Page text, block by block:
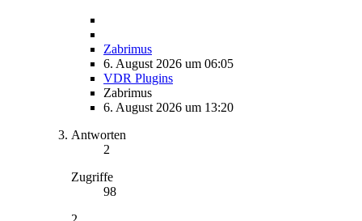
Zabrimus
6. August 2026 um 06:05
VDR Plugins
Zabrimus
6. August 2026 um 13:20
Antworten
2
Zugriffe
98